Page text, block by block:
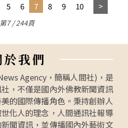
5 6 7 8 9 10
第7 / 244頁
於我們
Agency，簡稱人間社)，是
，不僅是國內外佛教新聞資訊
的國際傳播角色。秉持創辦人
化人的理念，人間通訊社報導
聞資訊，並傳播國內外藝術文